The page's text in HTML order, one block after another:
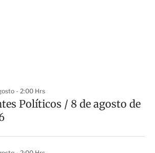
- 2:00 Hrs
Políticos / 8 de agosto de